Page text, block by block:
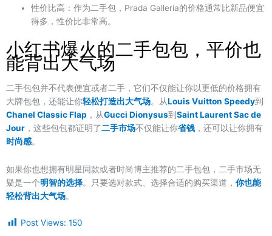
性价比高 ：作为二手包，Prada Galleria的价格通常比新品便宜
得多，性价比非常高。
小红书爆火的二手包包，平价也
能背出大气场
二手包包并不代表便宜或者二手，它们不仅能让你以更低的价格拥有
大牌包包，还能让你轻松打造出大气场。从Louis Vuitton Speedy到
Chanel Classic Flap ，从Gucci Dionysus到 Saint Laurent Sac de
Jour ，这些包包都证明了二手市场不仅能让你省钱 ，还可以让你拥有
时尚感。
如果你也想拥有明星同款或者时尚博主推荐的二手包包，二手市场无
疑是一个明智的选择。只要选对款式、选择合适的购买渠道， 你也能
轻松背出大气场。
Post Views: 150